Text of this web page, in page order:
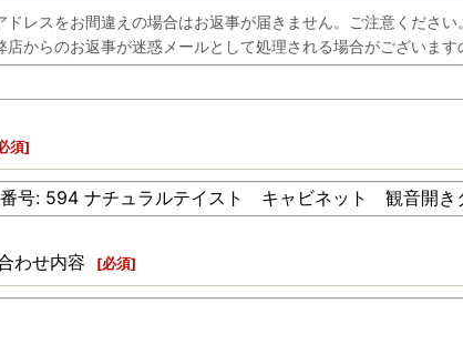
ドレスをお間違えの場合はお返事が届きません。ご注意ください。
店からのお返事が迷惑メールとして処理される場合がございま
須]
わせ内容 [必須]